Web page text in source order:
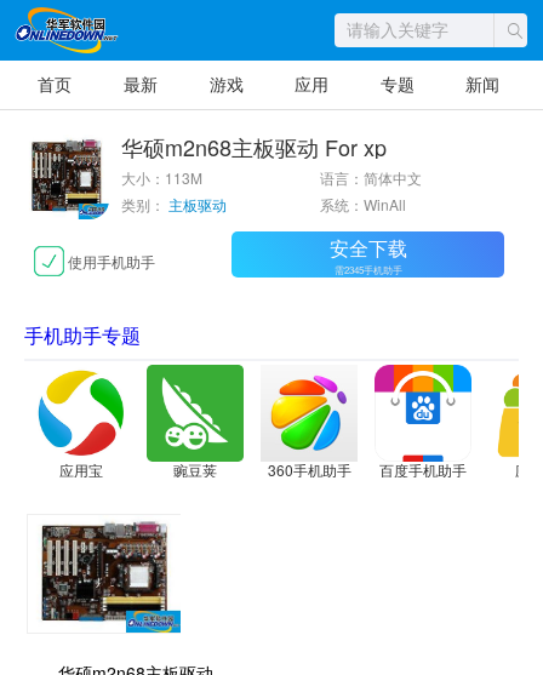
首页 最新 游戏 应用 专题 新闻
华硕m2n68主板驱动 For xp
大小：113M
语言：简体中文
类别： 主板驱动 系统：WinAll
使用手机助手 安全下载
需2345手机助手
手机助手专题
应用宝 豌豆荚 360手机助手 百度手机助手 应